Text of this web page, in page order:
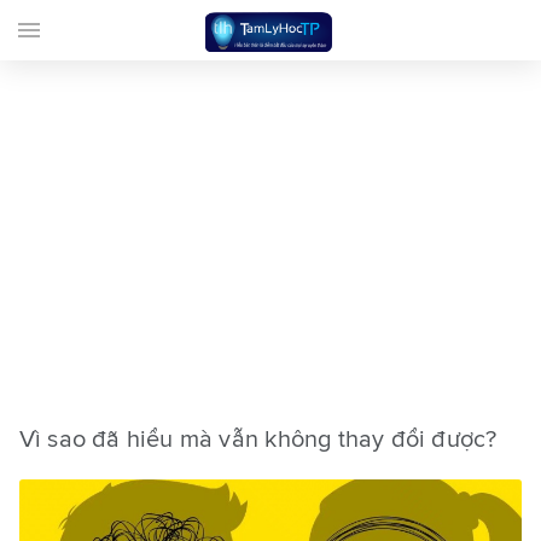
Vì sao đã hiểu mà vẫn không thay đổi được?
menu